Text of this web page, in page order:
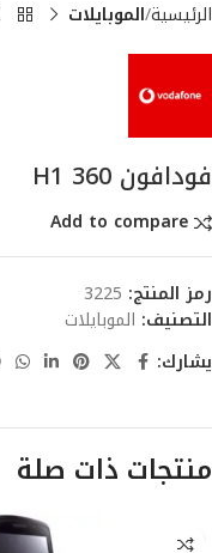
الرئيسية الموبايلات
فودافون 360 H1
Add to compare
رمز المنتج: 3225
التصنيف: الموبايلات
يشارك:
منتجات ذات صلة